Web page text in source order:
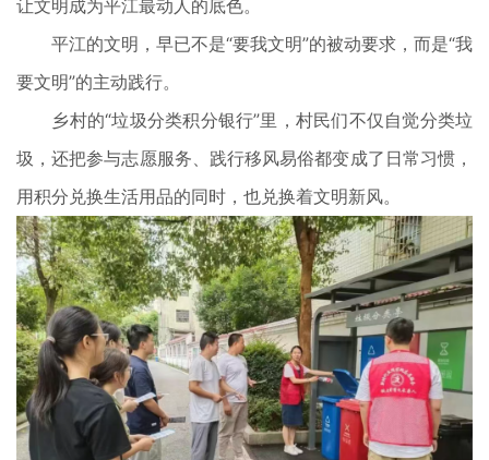
让文明成为平江最动人的底色。
平江的文明，早已不是“要我文明”的被动要求，而是“我
要文明”的主动践行。
乡村的“垃圾分类积分银行”里，村民们不仅自觉分类垃
圾，还把参与志愿服务、践行移风易俗都变成了日常习惯，
用积分兑换生活用品的同时，也兑换着文明新风。